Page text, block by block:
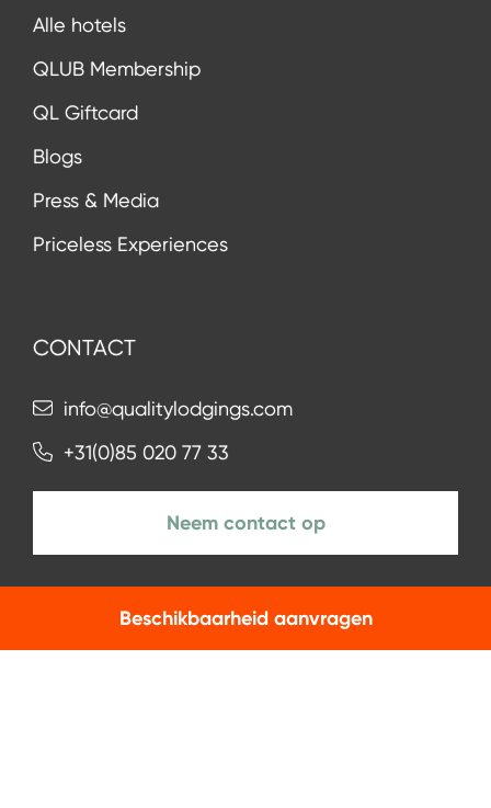
Beschikbaarheid aanvragen
Alle hotels
QLUB Membership
QL Giftcard
Blogs
Press & Media
Priceless Experiences
CONTACT
info@qualitylodgings.com
+31(0)85 020 77 33
Neem contact op